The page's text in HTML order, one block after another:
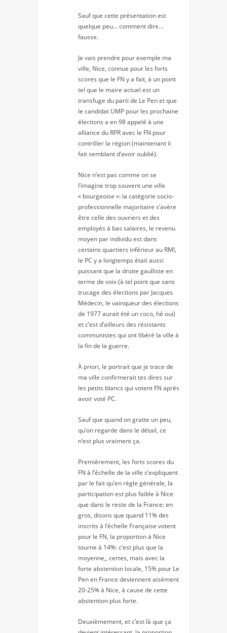
Sauf que cette présentation est
quelque peu… comment dire…
fausse.
Je vais prendre pour exemple ma
ville, Nice, connue pour les forts
scores que le FN y a fait, à un point
tel que le maire actuel est un
transfuge du parti de Le Pen et que
le candidat UMP pour les prochaine
élections a en 98 appelé à une
alliance du RPR avec le FN pour
contrôler la région (maintenant il
fait semblant d’avoir oublié).
Nice n’est pas comme on se
l’imagine trop souvent une ville
« bourgeoise »: la catégorie socio-
professionnelle majoritaire s’avère
être celle des ouvriers et des
employés à bas salaires, le revenu
moyen par individu est dans
certains quartiers inférieur au RMI,
le PC y a longtemps était aussi
puissant que la droite gaulliste en
terme de voix (à tel point que sans
trucage des élections par Jacques
Médecin, le vainqueur des élections
de 1977 aurait été un coco, hé oui)
et c’est d’ailleurs des résistants
communistes qui ont libéré la ville à
la fin de la guerre.
À priori, le portrait que je trace de
ma ville confirmerait tes dires sur
les petits blancs qui votent FN après
avoir voté PC.
Sauf que quand on gratte un peu,
qu’on regarde dans le détail, ce
n’est plus vraiment ça.
Premièrement, les forts scores du
FN à l’échelle de la ville s’expliquent
par le fait qu’en règle générale, la
participation est plus faible à Nice
que dans le reste de la France: en
gros, disons que quand 11% des
inscrits à l’échelle Française votent
pour le FN, la proportion à Nice
tourne à 14%: c’est plus que la
moyenne,, certes, mais avec la
forte abstention locale, 15% pour Le
Pen en France deviennent aisément
20-25% à Nice, à cause de cette
abstention plus forte.
Deuxièmement, et c’est là que ça